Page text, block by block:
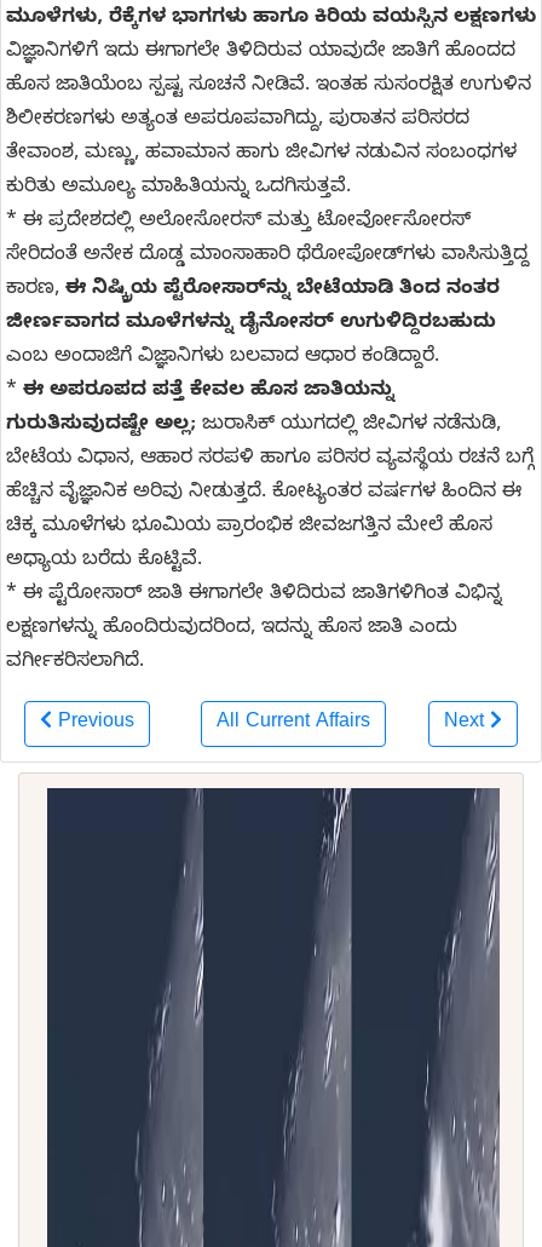
ಮೂಳೆಗಳು, ರೆಕ್ಕೆಗಳ ಭಾಗಗಳು ಹಾಗೂ ಕಿರಿಯ ವಯಸ್ಸಿನ ಲಕ್ಷಣಗಳು
ವಿಜ್ಞಾನಿಗಳಿಗೆ ಇದು ಈಗಾಗಲೇ ತಿಳಿದಿರುವ ಯಾವುದೇ ಜಾತಿಗೆ ಹೊಂದದ
ಹೊಸ ಜಾತಿಯೆಂಬ ಸ್ಪಷ್ಟ ಸೂಚನೆ ನೀಡಿವೆ. ಇಂತಹ ಸುಸಂರಕ್ಷಿತ ಉಗುಳಿನ
ಶಿಲೀಕರಣಗಳು ಅತ್ಯಂತ ಅಪರೂಪವಾಗಿದ್ದು, ಪುರಾತನ ಪರಿಸರದ
ತೇವಾಂಶ, ಮಣ್ಣು, ಹವಾಮಾನ ಹಾಗು ಜೀವಿಗಳ ನಡುವಿನ ಸಂಬಂಧಗಳ
ಕುರಿತು ಅಮೂಲ್ಯ ಮಾಹಿತಿಯನ್ನು ಒದಗಿಸುತ್ತವೆ.
* ಈ ಪ್ರದೇಶದಲ್ಲಿ ಅಲೋಸೋರಸ್ ಮತ್ತು ಟೋರ್ವೋಸೋರಸ್
ಸೇರಿದಂತೆ ಅನೇಕ ದೊಡ್ಡ ಮಾಂಸಾಹಾರಿ ಥೆರೋಪೋಡ್‌ಗಳು ವಾಸಿಸುತ್ತಿದ್ದ
ಕಾರಣ, ಈ ನಿಷ್ಕ್ರಿಯ ಪ್ಟೆರೋಸಾರ್‌ನ್ನು ಬೇಟೆಯಾಡಿ ತಿಂದ ನಂತರ
ಜೀರ್ಣವಾಗದ ಮೂಳೆಗಳನ್ನು ಡೈನೋಸರ್ ಉಗುಳಿದ್ದಿರಬಹುದು
ಎಂಬ ಅಂದಾಜಿಗೆ ವಿಜ್ಞಾನಿಗಳು ಬಲವಾದ ಆಧಾರ ಕಂಡಿದ್ದಾರೆ.
* ಈ ಅಪರೂಪದ ಪತ್ತೆ ಕೇವಲ ಹೊಸ ಜಾತಿಯನ್ನು
ಗುರುತಿಸುವುದಷ್ಟೇ ಅಲ್ಲ; ಜುರಾಸಿಕ್ ಯುಗದಲ್ಲಿ ಜೀವಿಗಳ ನಡೆನುಡಿ,
ಬೇಟೆಯ ವಿಧಾನ, ಆಹಾರ ಸರಪಳಿ ಹಾಗೂ ಪರಿಸರ ವ್ಯವಸ್ಥೆಯ ರಚನೆ ಬಗ್ಗೆ
ಹೆಚ್ಚಿನ ವೈಜ್ಞಾನಿಕ ಅರಿವು ನೀಡುತ್ತದೆ. ಕೋಟ್ಯಂತರ ವರ್ಷಗಳ ಹಿಂದಿನ ಈ
ಚಿಕ್ಕ ಮೂಳೆಗಳು ಭೂಮಿಯ ಪ್ರಾರಂಭಿಕ ಜೀವಜಗತ್ತಿನ ಮೇಲೆ ಹೊಸ
ಅಧ್ಯಾಯ ಬರೆದು ಕೊಟ್ಟಿವೆ.
* ಈ ಪ್ಟೆರೋಸಾರ್‌ ಜಾತಿ ಈಗಾಗಲೇ ತಿಳಿದಿರುವ ಜಾತಿಗಳಿಗಿಂತ ವಿಭಿನ್ನ
ಲಕ್ಷಣಗಳನ್ನು ಹೊಂದಿರುವುದರಿಂದ, ಇದನ್ನು ಹೊಸ ಜಾತಿ ಎಂದು
ವರ್ಗೀಕರಿಸಲಾಗಿದೆ.
Previous All Current Affairs Next